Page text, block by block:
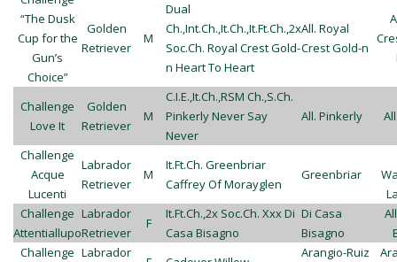
“The Dusk
Cup for the
Gun’s
Choice”
Golden
Retriever
M
Dual
Ch.,Int.Ch.,It.Ch.,It.Ft.Ch.,2x
Soc.Ch. Royal Crest Gold-
n Heart To Heart
All. Royal
Crest Gold-n
Challenge
Love It
Golden
Retriever
M
C.I.E.,It.Ch.,RSM Ch.,S.Ch.
Pinkerly Never Say
Never
All. Pinkerly
Challenge
Acque
Lucenti
Labrador
Retriever
M
It.Ft.Ch. Greenbriar
Caffrey Of Morayglen
Greenbriar
Challenge
Attentiallupo
Labrador
Retriever
F
It.Ft.Ch.,2x Soc.Ch. Xxx Di
Casa Bisagno
Di Casa
Bisagno
Challenge Labrador Arangio-Ruiz